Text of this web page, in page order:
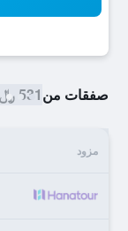
صفقات من531 ﷼
مزود